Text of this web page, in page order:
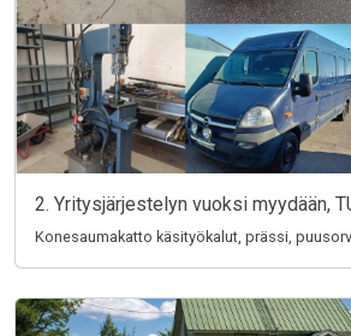
2. Yritysjärjestelyn vuoksi myydään,
Konesaumakatto käsityökalut, prässi,